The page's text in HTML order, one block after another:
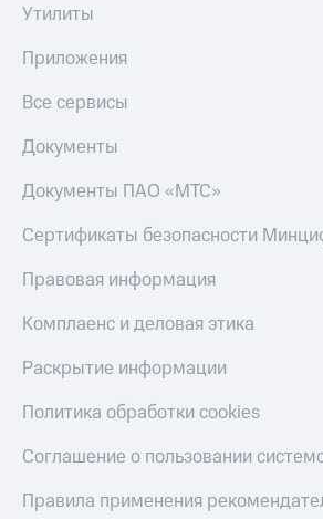
Утилиты
Приложения
Все сервисы
Документы
Документы ПАО «МТС»
Сертификаты безопасности
Правовая информация
Комплаенс и деловая этика
Раскрытие информации
Политика обработки cookies
Соглашение о пользовании
Правила применения